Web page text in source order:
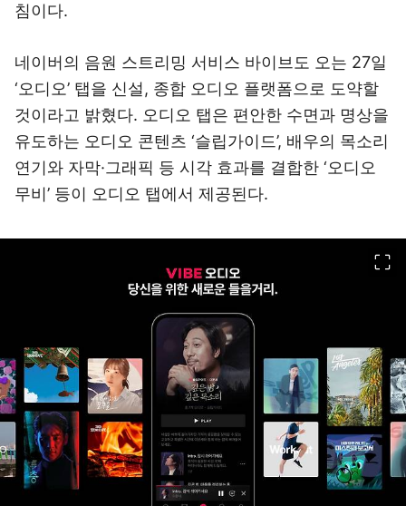
침이다.
네이버의 음원 스트리밍 서비스 바이브도 오는 27일
‘오디오’ 탭을 신설, 종합 오디오 플랫폼으로 도약할
것이라고 밝혔다. 오디오 탭은 편안한 수면과 명상을
유도하는 오디오 콘텐츠 ‘슬립가이드’, 배우의 목소리
연기와 자막·그래픽 등 시각 효과를 결합한 ‘오디오
무비’ 등이 오디오 탭에서 제공된다.